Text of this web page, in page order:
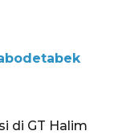
di GT Halim